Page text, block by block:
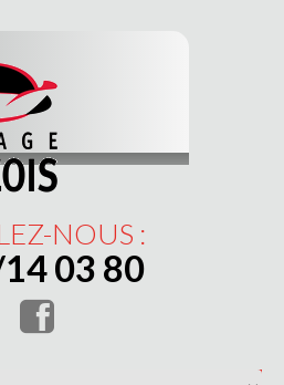
NOUS :
03 80